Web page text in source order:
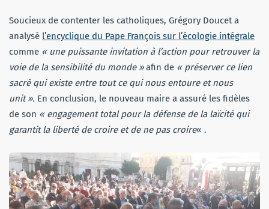
Soucieux de contenter les catholiques, Grégory Doucet a
analysé l’encyclique du Pape François sur l’écologie intégrale
comme « une puissante invitation à l’action pour retrouver la
voie de la sensibilité du monde »afin de « préserver ce lien
sacré qui existe entre tout ce qui nous entoure et nous
unit ». En conclusion, le nouveau maire a assuré les fidèles
de son « engagement total pour la défense de la laïcité qui
garantit la liberté de croire et de ne pas croire« .